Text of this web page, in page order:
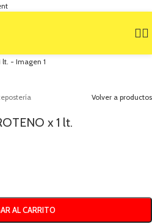
Volver a productos
x 1 lt.
AL CARRITO